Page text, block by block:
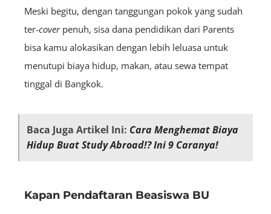
Meski begitu, dengan tanggungan pokok yang sudah
ter-coverpenuh, sisa dana pendidikan dari Parents
bisa kamu alokasikan dengan lebih leluasa untuk
menutupi biaya hidup, makan, atau sewa tempat
tinggal di Bangkok.
Baca Juga Artikel Ini: Cara Menghemat Biaya
Hidup Buat Study Abroad!? Ini 9 Caranya!
Kapan Pendaftaran Beasiswa BU